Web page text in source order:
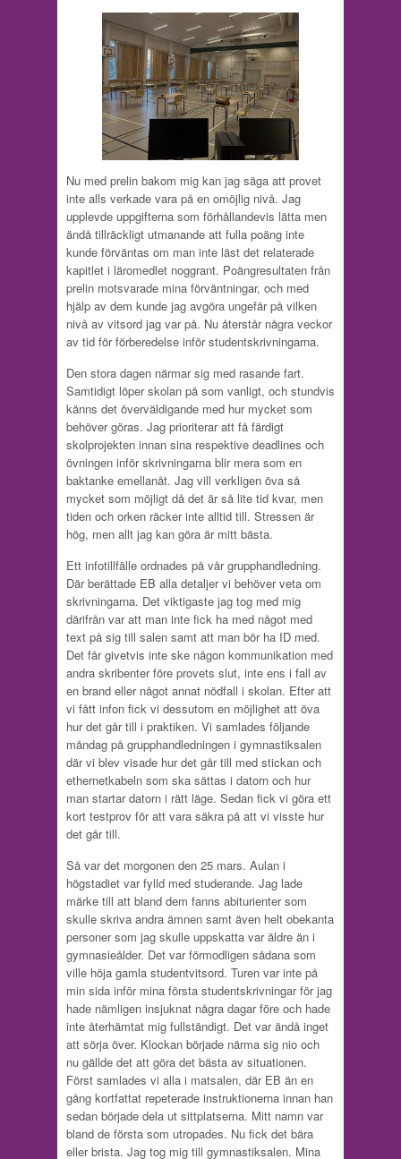
Nu med prelin bakom mig kan jag säga att provet
inte alls verkade vara på en omöjlig nivå. Jag
upplevde uppgifterna som förhållandevis lätta men
ändå tillräckligt utmanande att fulla poäng inte
kunde förväntas om man inte läst det relaterade
kapitlet i läromedlet noggrant. Poängresultaten från
prelin motsvarade mina förväntningar, och med
hjälp av dem kunde jag avgöra ungefär på vilken
nivå av vitsord jag var på. Nu återstår några veckor
av tid för förberedelse inför studentskrivningarna.
Den stora dagen närmar sig med rasande fart.
Samtidigt löper skolan på som vanligt, och stundvis
känns det överväldigande med hur mycket som
behöver göras. Jag prioriterar att få färdigt
skolprojekten innan sina respektive deadlines och
övningen inför skrivningarna blir mera som en
baktanke emellanåt. Jag vill verkligen öva så
mycket som möjligt då det är så lite tid kvar, men
tiden och orken räcker inte alltid till. Stressen är
hög, men allt jag kan göra är mitt bästa.
Ett infotillfälle ordnades på vår grupphandledning.
Där berättade EB alla detaljer vi behöver veta om
skrivningarna. Det viktigaste jag tog med mig
därifrån var att man inte fick ha med något med
text på sig till salen samt att man bör ha ID med.
Det får givetvis inte ske någon kommunikation med
andra skribenter före provets slut, inte ens i fall av
en brand eller något annat nödfall i skolan. Efter att
vi fått infon fick vi dessutom en möjlighet att öva
hur det går till i praktiken. Vi samlades följande
måndag på grupphandledningen i gymnastiksalen
där vi blev visade hur det går till med stickan och
ethernetkabeln som ska sättas i datorn och hur
man startar datorn i rätt läge. Sedan fick vi göra ett
kort testprov för att vara säkra på att vi visste hur
det går till.
Så var det morgonen den 25 mars. Aulan i
högstadiet var fylld med studerande. Jag lade
märke till att bland dem fanns abiturienter som
skulle skriva andra ämnen samt även helt obekanta
personer som jag skulle uppskatta var äldre än i
gymnasieålder. Det var förmodligen sådana som
ville höja gamla studentvitsord. Turen var inte på
min sida inför mina första studentskrivningar för jag
hade nämligen insjuknat några dagar före och hade
inte återhämtat mig fullständigt. Det var ändå inget
att sörja över. Klockan började närma sig nio och
nu gällde det att göra det bästa av situationen.
Först samlades vi alla i matsalen, där EB än en
gång kortfattat repeterade instruktionerna innan han
sedan började dela ut sittplatserna. Mitt namn var
bland de första som utropades. Nu fick det bära
eller brista. Jag tog mig till gymnastiksalen. Mina